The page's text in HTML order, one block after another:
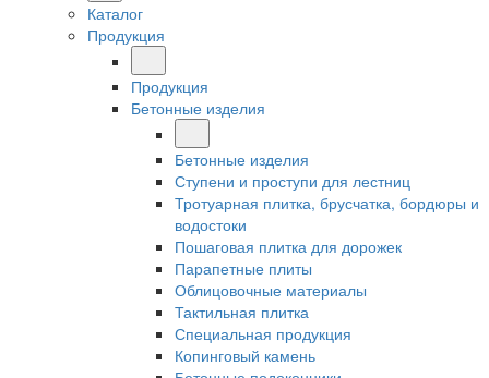
Каталог
Продукция
Продукция
Бетонные изделия
Бетонные изделия
Ступени и проступи для лестниц
Тротуарная плитка, брусчатка, бордюры и
водостоки
Пошаговая плитка для дорожек
Парапетные плиты
Облицовочные материалы
Тактильная плитка
Специальная продукция
Копинговый камень